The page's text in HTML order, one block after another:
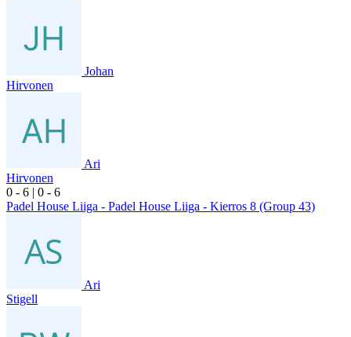
Johan
Hirvonen
Ari
Hirvonen
0 - 6 | 0 - 6
Padel House Liiga - Padel House Liiga - Kierros 8 (Group 43)
Ari
Stigell